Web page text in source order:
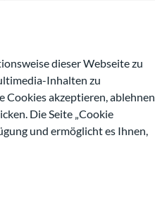
dieser Webseite zu
Inhalten zu
Cookies akzeptieren, ablehnen
Die Seite „Cookie
und ermöglicht es Ihnen,